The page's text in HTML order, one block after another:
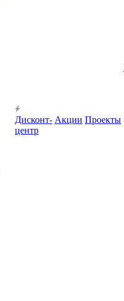
Дисконт-
центр
Акции Проекты